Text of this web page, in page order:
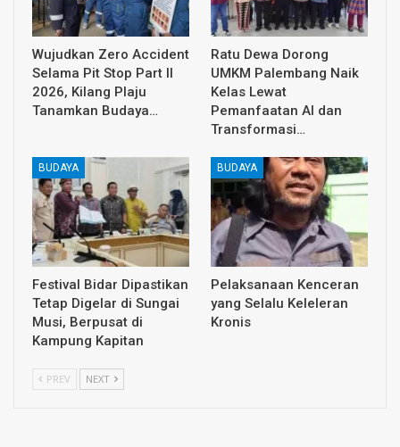
Wujudkan Zero Accident
Selama Pit Stop Part II
2026, Kilang Plaju
Tanamkan Budaya…
Ratu Dewa Dorong
UMKM Palembang Naik
Kelas Lewat
Pemanfaatan AI dan
Transformasi…
BUDAYA
Festival Bidar Dipastikan
Tetap Digelar di Sungai
Musi, Berpusat di
Kampung Kapitan
BUDAYA
Pelaksanaan Kenceran
yang Selalu Keleleran
Kronis
PREV NEXT